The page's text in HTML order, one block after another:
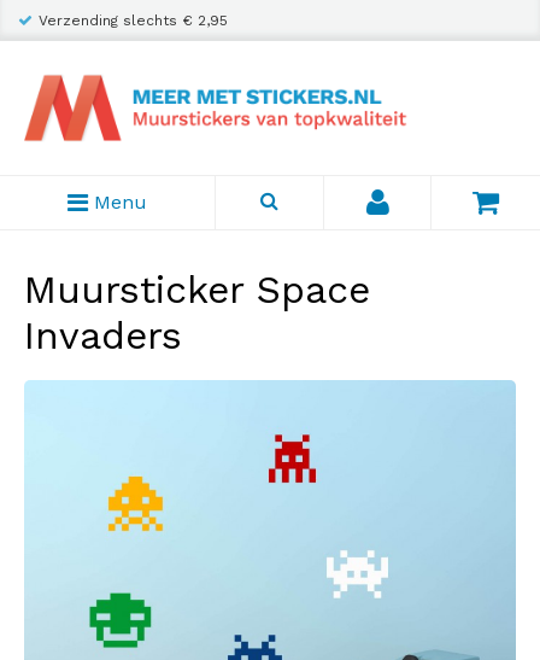
Verzending slechts € 2,95
Menu
Muursticker Space
Invaders